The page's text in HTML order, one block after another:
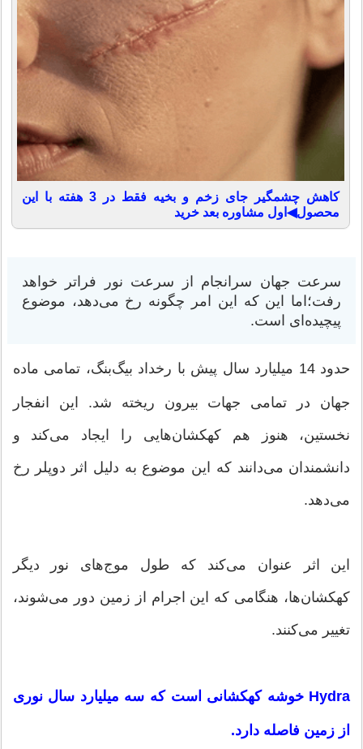
کاهش چشمگیر جای زخم و بخیه فقط در 3 هفته با این
محصول◀اول مشاوره بعد خرید
سرعت جهان سرانجام از سرعت نور فراتر خواهد
رفت؛اما این که این امر چگونه رخ می‌دهد، موضوع
پیچیده‌ای است.
حدود 14 میلیارد سال پیش با رخداد بیگ‌بنگ، تمامی ماده
جهان در تمامی جهات بیرون ریخته شد. این انفجار
نخستین، هنوز هم کهکشان‌هایی را ایجاد می‌کند و
دانشمندان می‌دانند که این موضوع به دلیل اثر دوپلر رخ
می‌دهد.
این اثر عنوان می‌کند که طول ‌موج‌های نور دیگر
کهکشان‌ها، هنگامی که این اجرام از زمین دور می‌شوند،
تغییر می‌کنند.
Hydra خوشه کهکشانی است که سه میلیارد سال نوری
از زمین فاصله دارد.